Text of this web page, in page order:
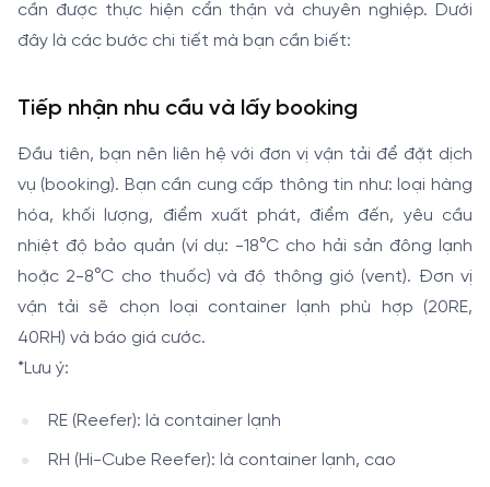
cần được thực hiện cẩn thận và chuyên nghiệp. Dưới
đây là các bước chi tiết mà bạn cần biết:
Tiếp nhận nhu cầu và lấy booking
Đầu tiên, bạn nên liên hệ với đơn vị vận tải để đặt dịch
vụ (booking). Bạn cần cung cấp thông tin như: loại hàng
hóa, khối lượng, điểm xuất phát, điểm đến, yêu cầu
nhiệt độ bảo quản (ví dụ: -18°C cho hải sản đông lạnh
hoặc 2-8°C cho thuốc) và độ thông gió (vent). Đơn vị
vận tải sẽ chọn loại container lạnh phù hợp (20RE,
40RH) và báo giá cước.
*Lưu ý:
RE (Reefer): là container lạnh
RH (Hi-Cube Reefer): là container lạnh, cao